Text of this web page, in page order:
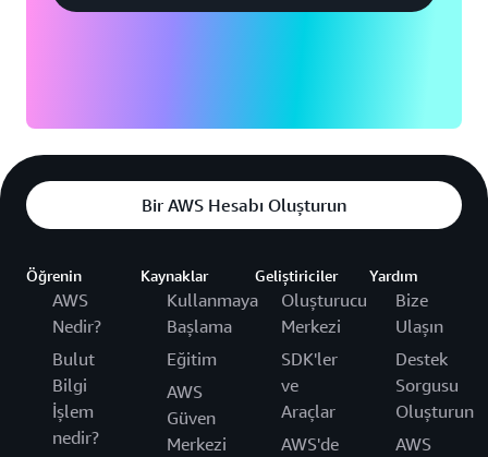
Bir AWS Hesabı Oluşturun
Öğrenin
AWS
Nedir?
Bulut
Bilgi
İşlem
nedir?
Kaynaklar
Kullanmaya
Başlama
Eğitim
AWS
Güven
Merkezi
Geliştiriciler
Oluşturucu
Merkezi
SDK'ler
ve
Araçlar
AWS'de
Yardım
Bize
Ulaşın
Destek
Sorgusu
Oluşturun
AWS